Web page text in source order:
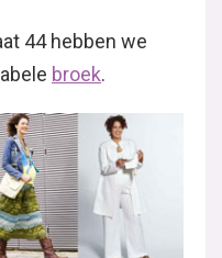
44 hebben we
broek.